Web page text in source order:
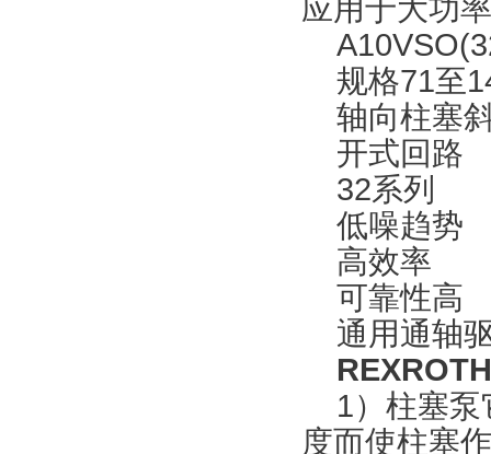
应用于大功
规格71至
轴向柱塞
开式回路
32系列
低噪趋势
高效率
可靠性高
通用通轴
1）柱塞泵
度而使柱塞